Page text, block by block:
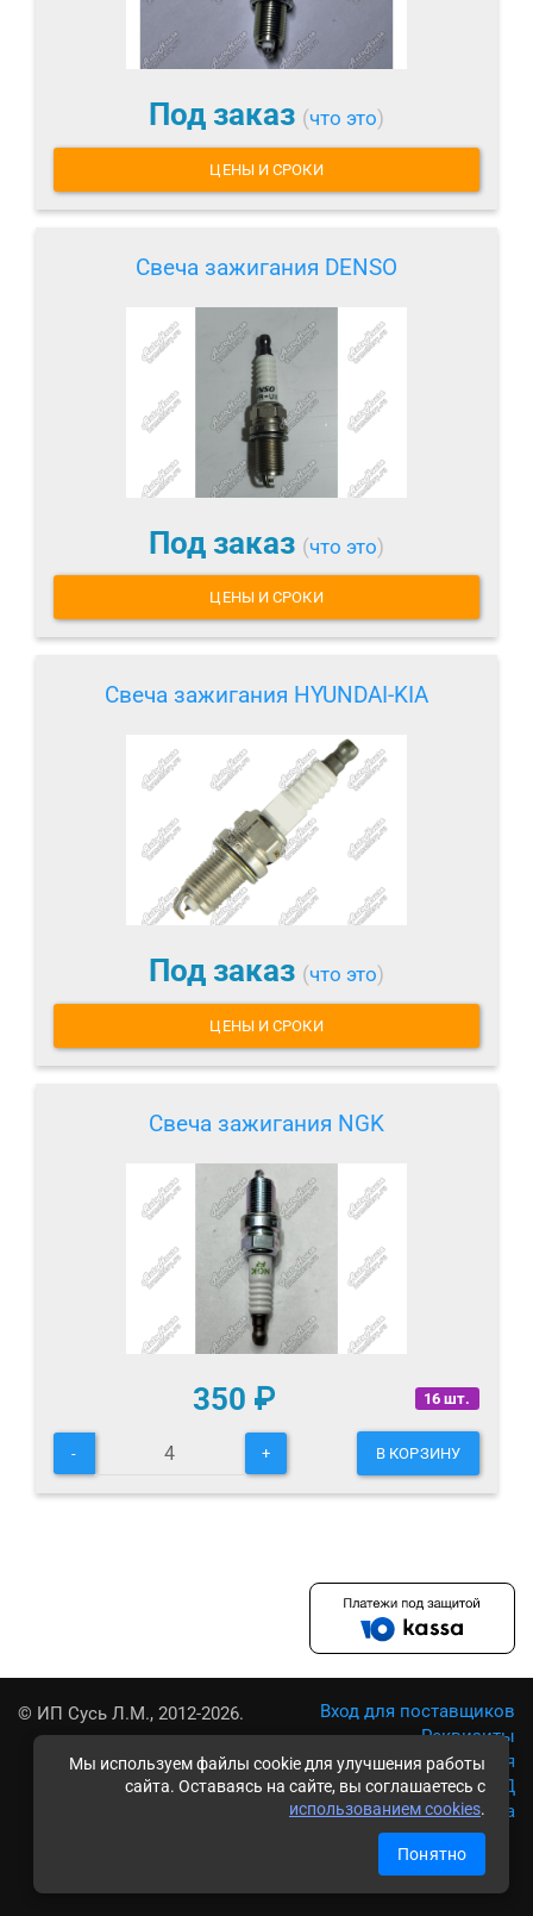
Мы используем файлы cookie для улучшения работы
сайта. Оставаясь на сайте, вы соглашаетесь с
использованием cookies.
Понятно
Под заказ (что это)
ЦЕНЫ И СРОКИ
Свеча зажигания DENSO
Под заказ (что это)
ЦЕНЫ И СРОКИ
Свеча зажигания HYUNDAI-KIA
Под заказ (что это)
ЦЕНЫ И СРОКИ
Свеча зажигания NGK
16 шт.
350 ₽
- + В КОРЗИНУ
© ИП Сусь Л.М., 2012-2026.
Вход для поставщиков
Реквизиты
Условия использования
Политика обработки ПД
Карта сайта